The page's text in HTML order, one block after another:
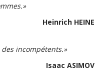
Heinrich HEINE
incompétents.»
Isaac ASIMOV